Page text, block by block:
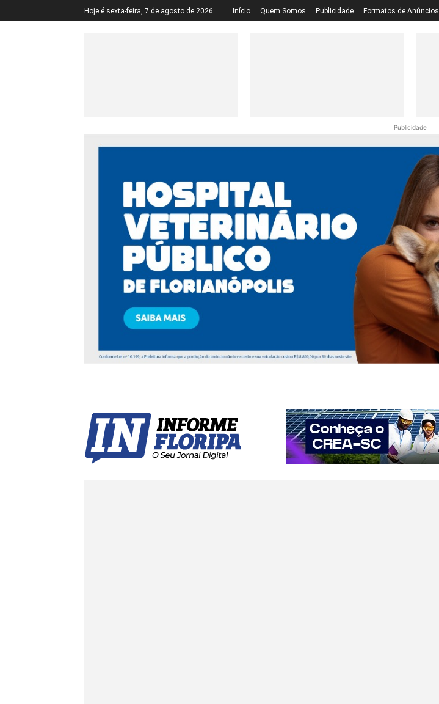
Hoje é sexta-feira, 7 de agosto de 2026 Início Quem Somos Publicidade Formatos de Anúncios
Publicidade